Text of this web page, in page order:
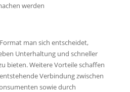
werden
man sich entscheidet,
Unterhaltung und schneller
bieten. Weitere Vorteile schaffen
Verbindung zwischen
sowie durch